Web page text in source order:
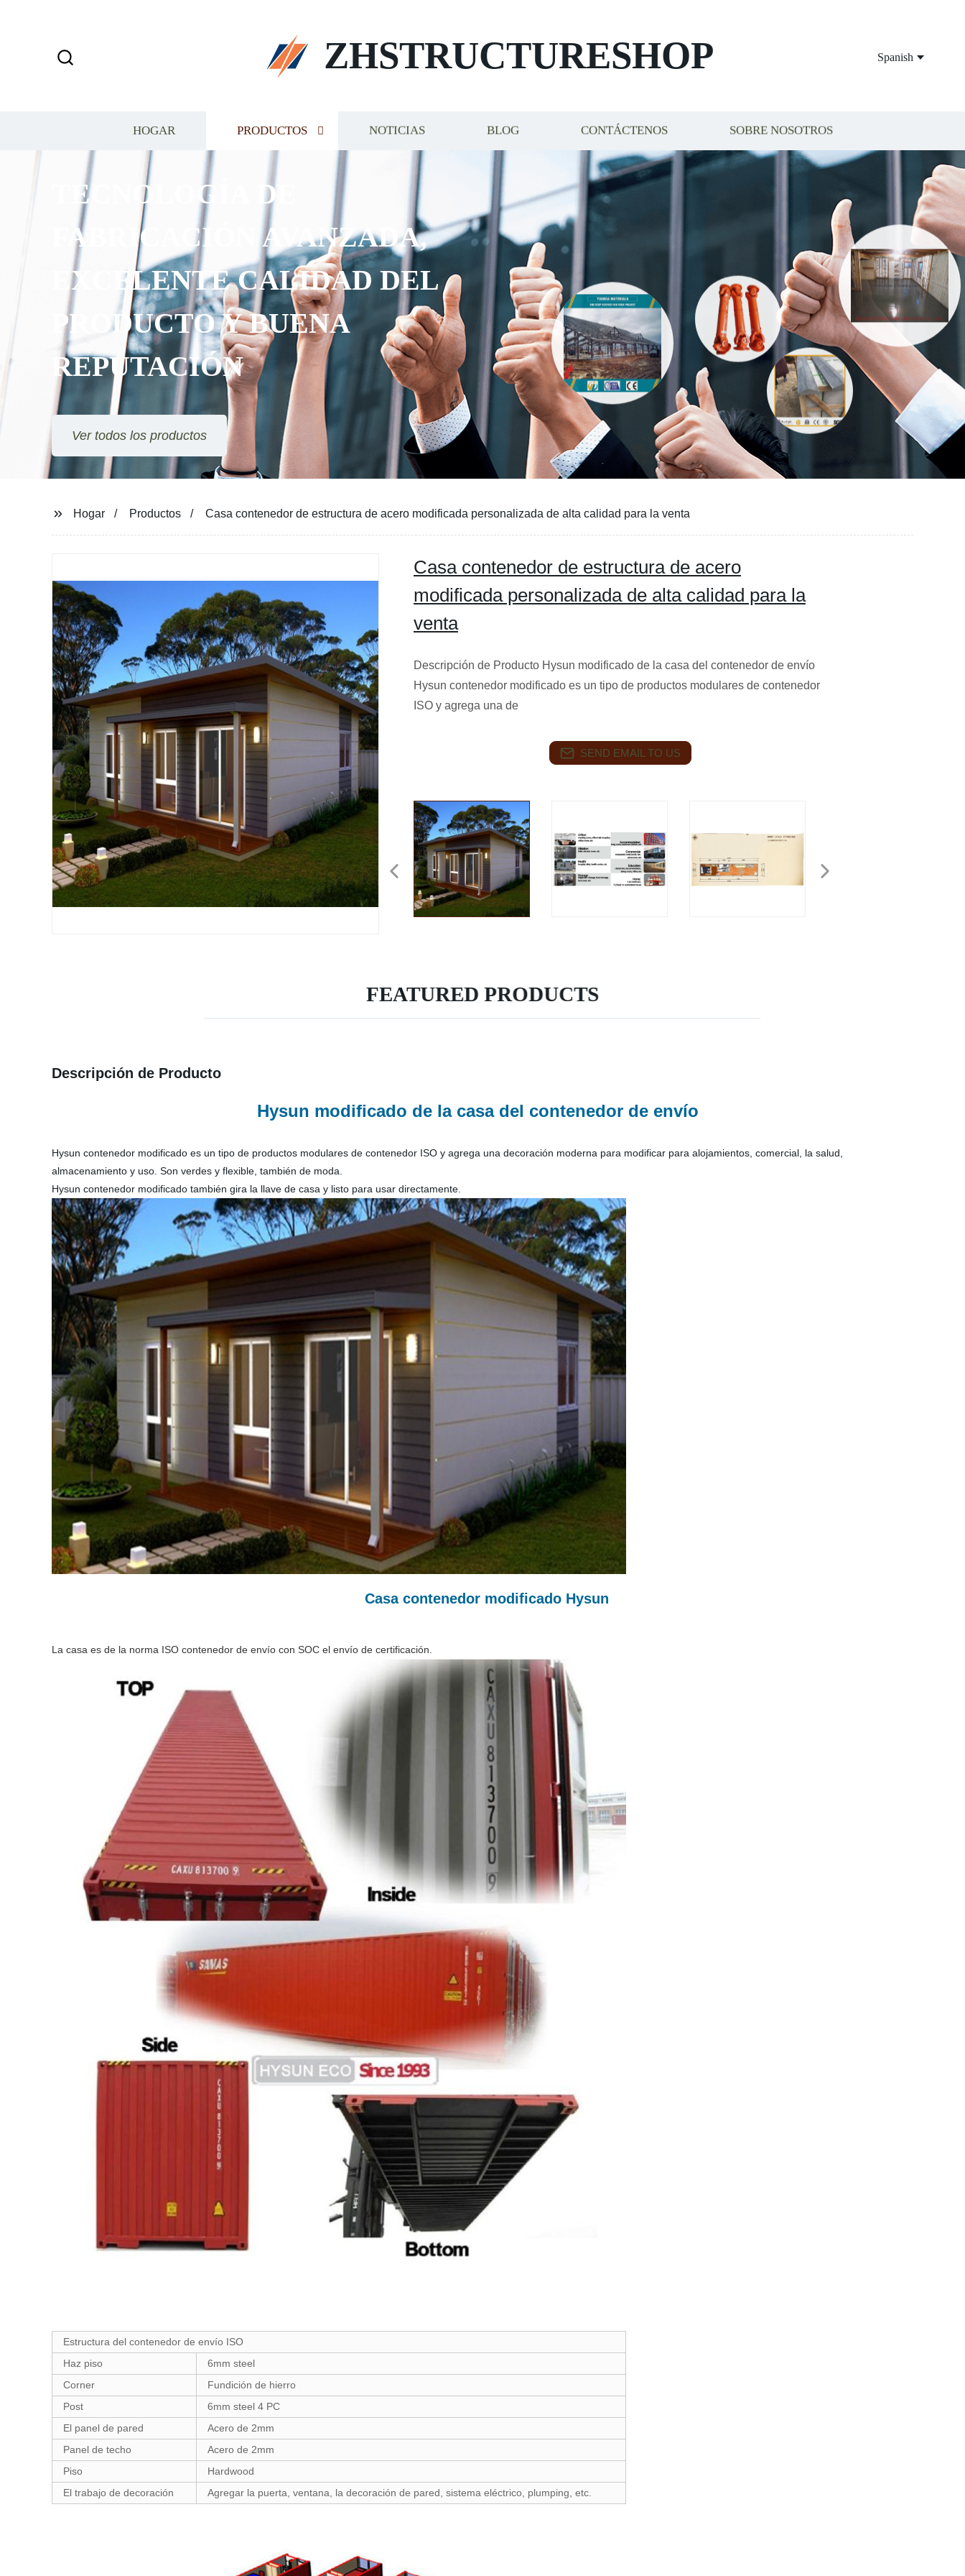
ZHSTRUCTURESHOP Spanish
HOGAR PRODUCTOS NOTICIAS BLOG CONTÁCTENOS SOBRE NOSOTROS
TECNOLOGÍA DE
FABRICACIÓN AVANZADA,
EXCELENTE CALIDAD DEL
PRODUCTO Y BUENA
REPUTACIÓN
Ver todos los productos
Hogar Productos Casa contenedor de estructura de acero modificada personalizada de alta calidad para la venta
Casa contenedor de estructura de acero
modificada personalizada de alta calidad para la
venta
Descripción de Producto Hysun modificado de la casa del contenedor de envío
Hysun contenedor modificado es un tipo de productos modulares de contenedor
ISO y agrega una de
SEND EMAIL TO US
FEATURED PRODUCTS
Descripción de Producto
Hysun modificado de la casa del contenedor de envío
Hysun contenedor modificado es un tipo de productos modulares de contenedor ISO y agrega una decoración moderna para modificar para alojamientos, comercial, la salud,
almacenamiento y uso. Son verdes y flexible, también de moda.
Hysun contenedor modificado también gira la llave de casa y listo para usar directamente.
Casa contenedor modificado Hysun
La casa es de la norma ISO contenedor de envío con SOC el envío de certificación.
Estructura del contenedor de envío ISO
Haz piso
6mm steel
Corner
Fundición de hierro
Post
6mm steel 4 PC
El panel de pared
Acero de 2mm
Panel de techo
Acero de 2mm
Piso
Hardwood
El trabajo de decoración
Agregar la puerta, ventana, la decoración de pared, sistema eléctrico, plumping, etc.